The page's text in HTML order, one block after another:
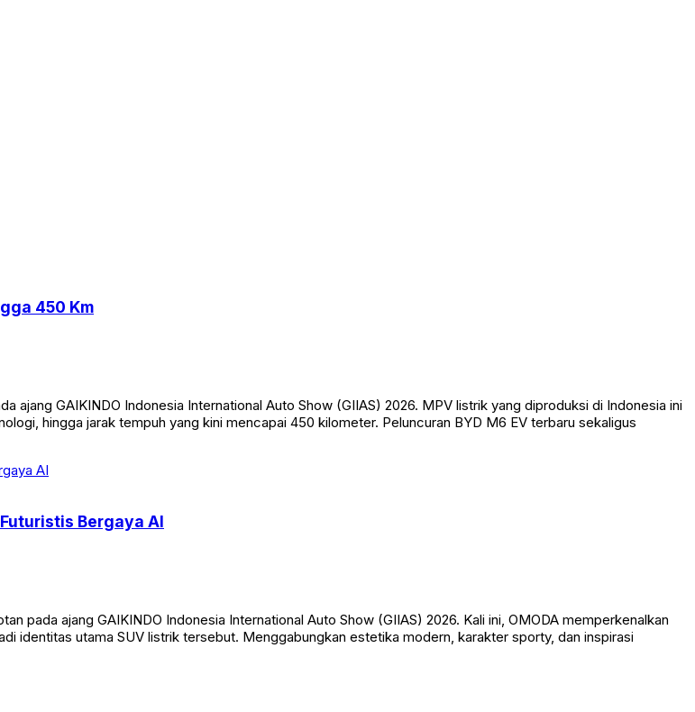
450 Km
ajang GAIKINDO Indonesia International Auto Show (GIIAS) 2026. MPV listrik yang diproduksi di Indonesia ini
hingga jarak tempuh yang kini mencapai 450 kilometer. Peluncuran BYD M6 EV terbaru sekaligus
Bergaya AI
pada ajang GAIKINDO Indonesia International Auto Show (GIIAS) 2026. Kali ini, OMODA memperkenalkan
identitas utama SUV listrik tersebut. Menggabungkan estetika modern, karakter sporty, dan inspirasi